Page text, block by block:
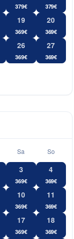
379€ 379€
19
369€
20
369€
26
369€
27
369€
Sa So
3
369€
4
369€
10
369€
11
369€
17
369€
18
369€